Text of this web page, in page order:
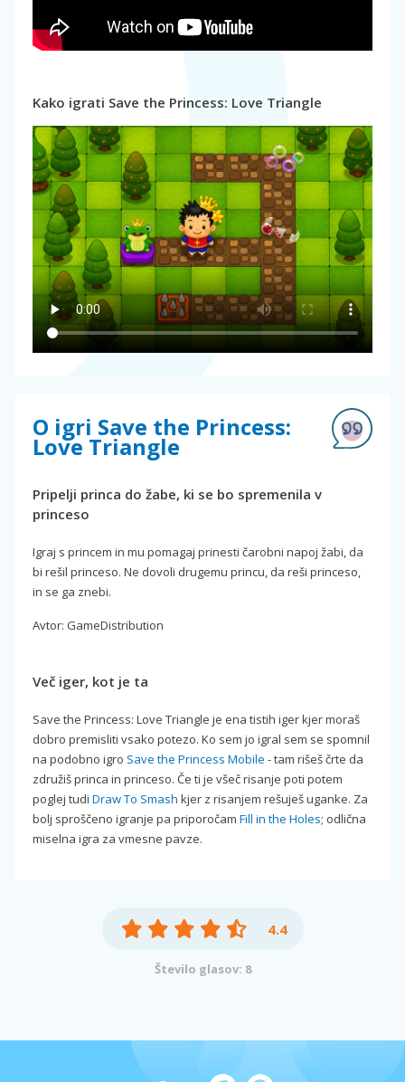
Kako igrati Save the Princess: Love Triangle
O igri Save the Princess:
Love Triangle
Pripelji princa do žabe, ki se bo spremenila v
princeso
Igraj s princem in mu pomagaj prinesti čarobni napoj žabi, da
bi rešil princeso. Ne dovoli drugemu princu, da reši princeso,
in se ga znebi.
Avtor: GameDistribution
Več iger, kot je ta
Save the Princess: Love Triangle je ena tistih iger kjer moraš
dobro premisliti vsako potezo. Ko sem jo igral sem se spomnil
na podobno igro Save the Princess Mobile - tam rišeš črte da
združiš princa in princeso. Če ti je všeč risanje poti potem
poglej tudi Draw To Smash kjer z risanjem rešuješ uganke. Za
bolj sproščeno igranje pa priporočam Fill in the Holes; odlična
miselna igra za vmesne pavze.
4.4
Število glasov: 8